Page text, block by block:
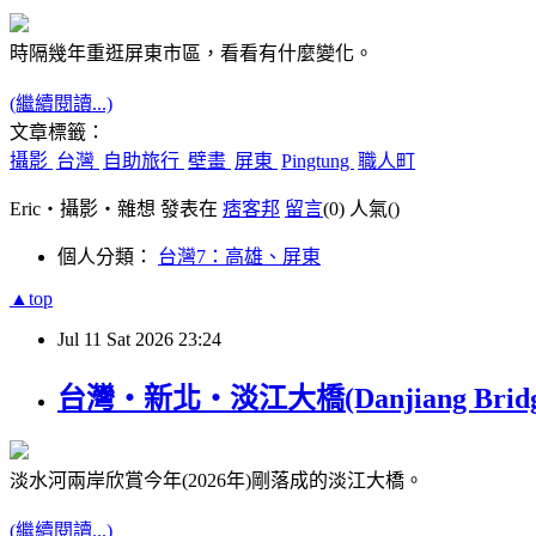
時隔幾年重逛屏東市區，看看有什麼變化。
(繼續閱讀...)
文章標籤：
攝影 台灣 自助旅行 壁畫 屏東 Pingtung 職人町
Eric‧攝影‧雜想 發表在 痞客邦 留言(0) 人氣()
個人分類： 台灣7：高雄、屏東
▲top
Jul 11 Sat 2026 23:24
台灣‧新北‧淡江大橋(Danjiang
淡水河兩岸欣賞今年(2026年)剛落成的淡江大橋。
(繼續閱讀...)